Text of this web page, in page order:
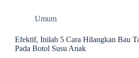
Umum
Efektif, Inilah 5 Cara Hilangkan Bau
Pada Botol Susu Anak